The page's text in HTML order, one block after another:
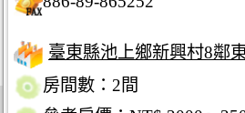
臺東縣池上鄉新興村8鄰
房間數：2間